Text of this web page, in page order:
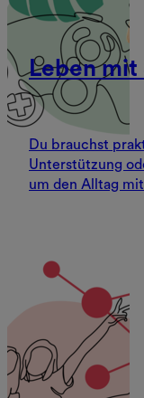
Leben mit
Du brauchst
Unterstützung
um den Alltag